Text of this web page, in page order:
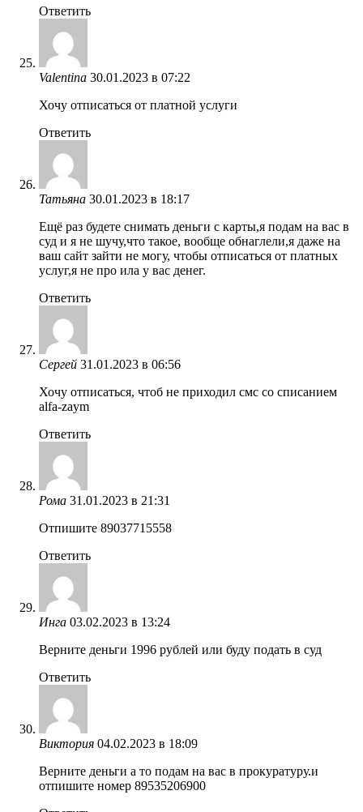
Ответить
Valentina 30.01.2023 в 07:22
Хочу отписаться от платной услуги
Ответить
Татьяна 30.01.2023 в 18:17
Ещё раз будете снимать деньги с карты,я подам на вас в
суд и я не шучу,что такое, вообще обнаглели,я даже на
ваш сайт зайти не могу, чтобы отписаться от платных
услуг,я не про ила у вас денег.
Ответить
Сергей 31.01.2023 в 06:56
Хочу отписаться, чтоб не приходил смс со списанием
alfa-zaym
Ответить
Рома 31.01.2023 в 21:31
Отпишите 89037715558
Ответить
Инга 03.02.2023 в 13:24
Верните деньги 1996 рублей или буду подать в суд
Ответить
Виктория 04.02.2023 в 18:09
Верните деньги а то подам на вас в прокуратуру.и
отпишите номер 89535206900